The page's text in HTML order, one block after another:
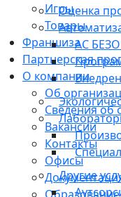
Игры
Товары
Франшиза
Партнерская
О компании
Об
Сведения об
Вакансии
Контакты
Офисы
Оценка
АС
Другие